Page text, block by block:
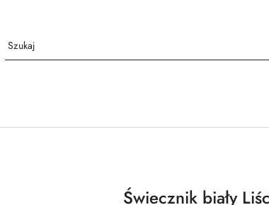
Świecznik biały